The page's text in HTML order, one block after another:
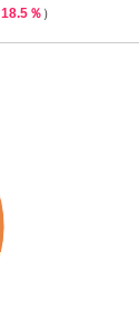
18.5％ ）